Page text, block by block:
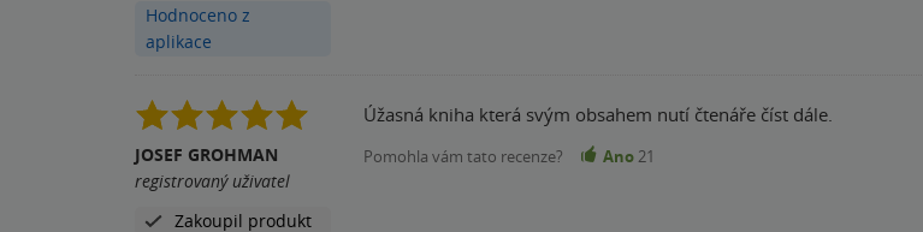
Hodnoceno z
aplikace
JOSEF GROHMAN
registrovaný uživatel
Zakoupil produkt
Úžasná kniha která svým obsahem nutí čtenáře číst dále.
Pomohla vám tato recenze? Ano21